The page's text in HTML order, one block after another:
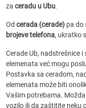
za ceradu u Ubu.
Od cerada (cerade) pa do
brojeve telefona, ukratko
Cerade Ub, nadstrešnice
elemenata već mogu
Postavka sa ceradom,
elemenata može biti
Vašim potrebama.
vozilo ili da zaštitite neku